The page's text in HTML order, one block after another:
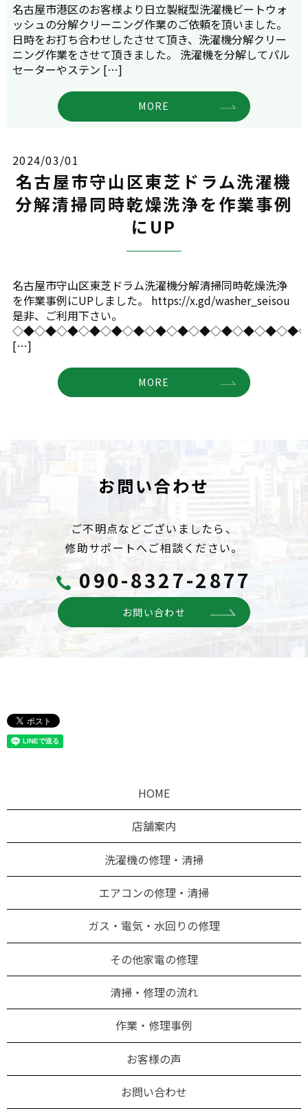
名古屋市港区のお客様より日立製縦型洗濯機ビートウォ
ッシュの分解クリーニング作業のご依頼を頂いました。
日時をお打ち合わせしたさせて頂き、洗濯機分解クリー
ニング作業をさせて頂きました。 洗濯機を分解してパル
セーターやステン […]
MORE
2024/03/01
名古屋市守山区東芝ドラム洗濯機
分解清掃同時乾燥洗浄を作業事例
にUP
名古屋市守山区東芝ドラム洗濯機分解清掃同時乾燥洗浄
を作業事例にUPしました。 https://x.gd/washer_seisou
是非、ご利用下さい。
[…]
MORE
お問い合わせ
ご不明点などございましたら、
修助サポートへご相談ください。
090-8327-2877
お問い合わせ
HOME
店舗案内
洗濯機の修理・清掃
エアコンの修理・清掃
ガス・電気・水回りの修理
その他家電の修理
清掃・修理の流れ
作業・修理事例
お客様の声
お問い合わせ